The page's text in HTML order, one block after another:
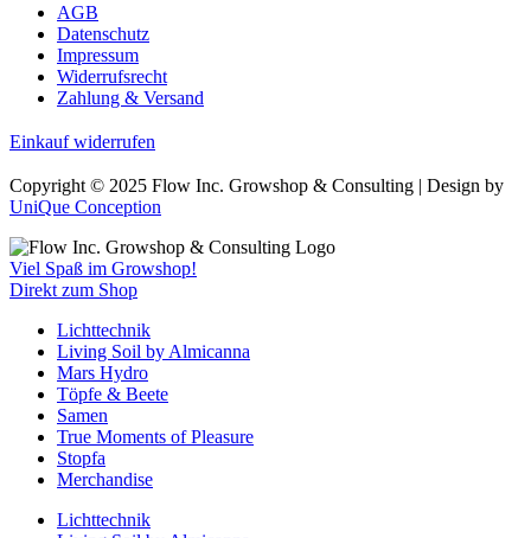
AGB
Datenschutz
Impressum
Widerrufsrecht
Zahlung & Versand
Einkauf widerrufen
Copyright © 2025 Flow Inc. Growshop & Consulting | Design by
UniQue Conception
Viel Spaß im Growshop!
Direkt zum Shop
Lichttechnik
Living Soil by Almicanna
Mars Hydro
Töpfe & Beete
Samen
True Moments of Pleasure
Stopfa
Merchandise
Lichttechnik